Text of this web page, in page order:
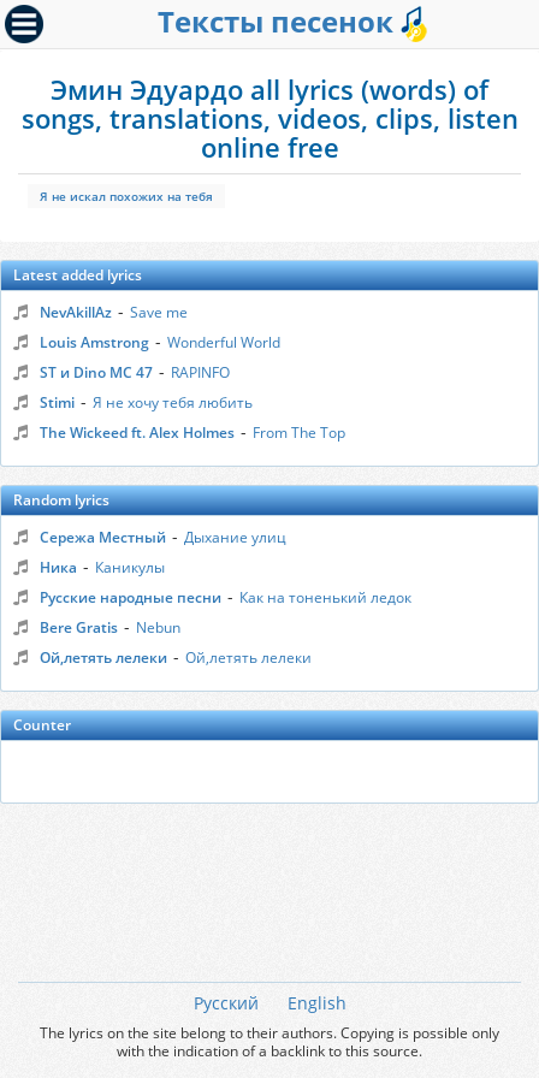
Тексты песенок
Эмин Эдуардо all lyrics (words) of
songs, translations, videos, clips, listen
online free
Я не искал похожих на тебя
Latest added lyrics
NevAkillAz - Save me
Louis Amstrong - Wonderful World
ST и Dino MC 47 - RAPINFO
Stimi - Я не хочу тебя любить
The Wickeed ft. Alex Holmes - From The Top
Random lyrics
Сережа Местный - Дыхание улиц
Ника - Каникулы
Русские народные песни - Как на тоненький ледок
Bere Gratis - Nebun
Ой,летять лелеки - Ой,летять лелеки
Counter
Русский English
The lyrics on the site belong to their authors. Copying is possible only
with the indication of a backlink to this source.